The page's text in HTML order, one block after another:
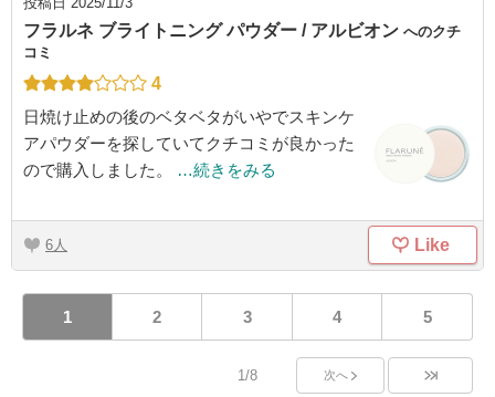
フラルネ ブライトニング パウダー / アルビオン へのクチ
コミ
4
日焼け止めの後のベタベタがいやでスキンケ
アパウダーを探していてクチコミが良かった
ので購入しました。
…続きをみる
6 Like
1 2 3 4 5
1/8 次へ